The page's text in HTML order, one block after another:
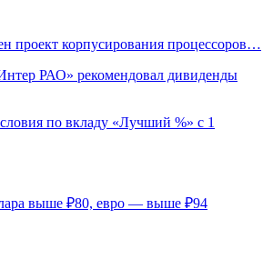
проект корпусирования процессоров…
РАО» рекомендовал дивиденды
по вкладу «Лучший %» с 1
выше ₽80, евро — выше ₽94